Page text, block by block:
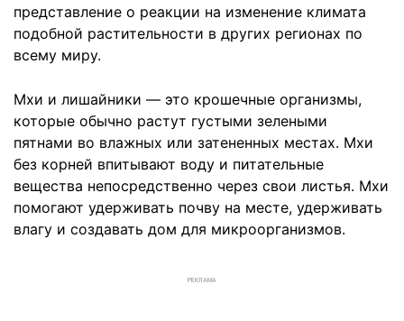
представление о реакции на изменение климата
подобной растительности в других регионах по
всему миру.
Мхи и лишайники — это крошечные организмы,
которые обычно растут густыми зелеными
пятнами во влажных или затененных местах. Мхи
без корней впитывают воду и питательные
вещества непосредственно через свои листья. Мхи
помогают удерживать почву на месте, удерживать
влагу и создавать дом для микроорганизмов.
РЕКЛАМА